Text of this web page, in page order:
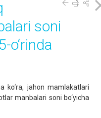
soni
o‘rinda
ko‘ra, jahon mamlakatlari
manbalari soni bo‘yicha